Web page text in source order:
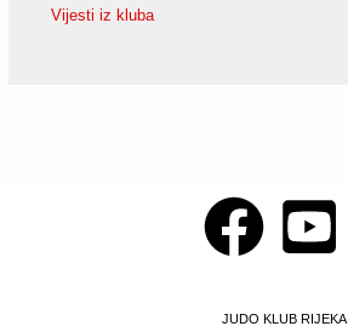
Vijesti iz kluba
JUDO KLUB RIJEKA